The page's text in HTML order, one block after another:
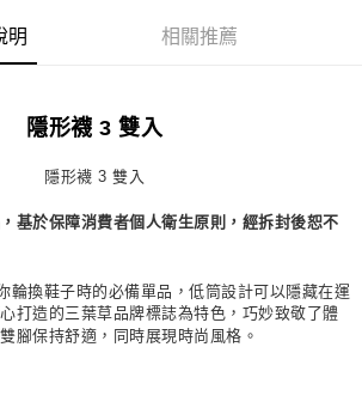
含以上)免運費
含以上)免運費
明 相關推薦
隱形襪 3 雙入
隱形襪 3 雙入
基於保障消費者個人衛生原則，經拆封後恕不
輪換鞋子時的必備單品，低筒設計可以隱藏在運
打造的三葉草品牌標誌為特色，巧妙致敬了體
腳保持舒適，同時展現時尚風格。